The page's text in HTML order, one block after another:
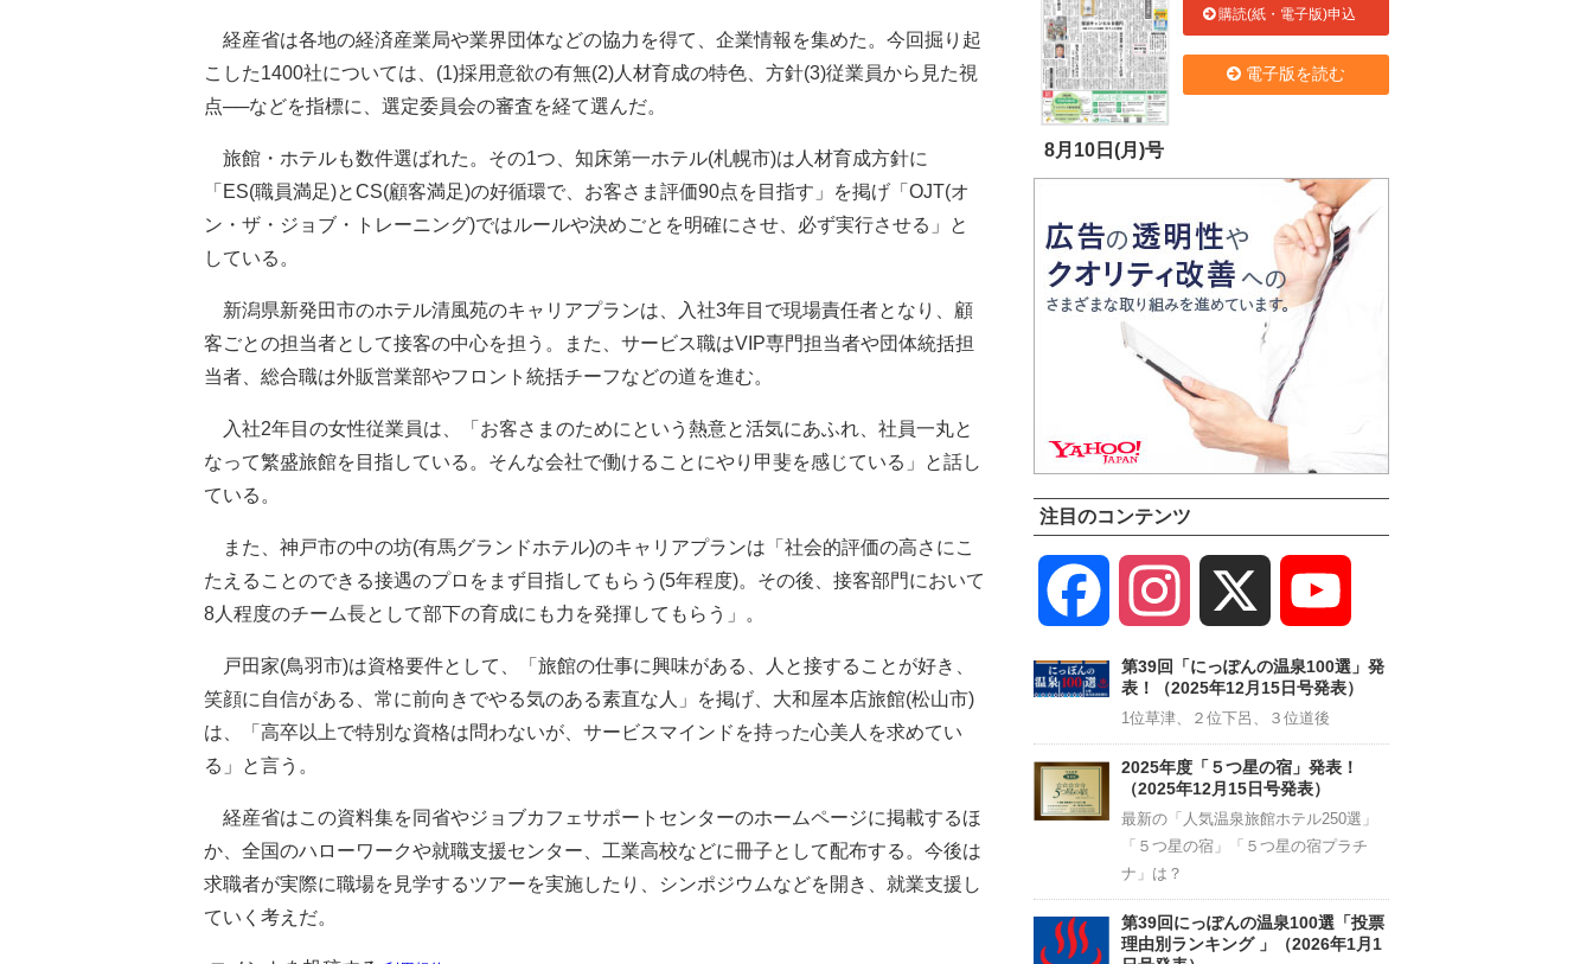
経産省は各地の経済産業局や業界団体などの協力を得て、企業情報を集めた。今回掘り起
こした1400社については、(1)採用意欲の有無(2)人材育成の特色、方針(3)従業員から見た視
点──などを指標に、選定委員会の審査を経て選んだ。
旅館・ホテルも数件選ばれた。その1つ、知床第一ホテル(札幌市)は人材育成方針に
「ES(職員満足)とCS(顧客満足)の好循環で、お客さま評価90点を目指す」を掲げ「OJT(オ
ン・ザ・ジョブ・トレーニング)ではルールや決めごとを明確にさせ、必ず実行させる」と
している。
新潟県新発田市のホテル清風苑のキャリアプランは、入社3年目で現場責任者となり、顧
客ごとの担当者として接客の中心を担う。また、サービス職はVIP専門担当者や団体統括担
当者、総合職は外販営業部やフロント統括チーフなどの道を進む。
入社2年目の女性従業員は、「お客さまのためにという熱意と活気にあふれ、社員一丸と
なって繁盛旅館を目指している。そんな会社で働けることにやり甲斐を感じている」と話し
ている。
また、神戸市の中の坊(有馬グランドホテル)のキャリアプランは「社会的評価の高さにこ
たえることのできる接遇のプロをまず目指してもらう(5年程度)。その後、接客部門において
8人程度のチーム長として部下の育成にも力を発揮してもらう」。
戸田家(鳥羽市)は資格要件として、「旅館の仕事に興味がある、人と接することが好き、
笑顔に自信がある、常に前向きでやる気のある素直な人」を掲げ、大和屋本店旅館(松山市)
は、「高卒以上で特別な資格は問わないが、サービスマインドを持った心美人を求めてい
る」と言う。
経産省はこの資料集を同省やジョブカフェサポートセンターのホームページに掲載するほ
か、全国のハローワークや就職支援センター、工業高校などに冊子として配布する。今後は
求職者が実際に職場を見学するツアーを実施したり、シンポジウムなどを開き、就業支援し
ていく考えだ。
8月10日(月)号
購読(紙・電子版)申込
電子版を読む
注目のコンテンツ
Facebook Instagram
Channel
第39回「にっぽんの温泉100選」発
表！（2025年12月15日号発表）
1位草津、２位下呂、３位道後
2025年度「５つ星の宿」発表！
（2025年12月15日号発表）
最新の「人気温泉旅館ホテル250選」
「５つ星の宿」「５つ星の宿プラチ
ナ」は？
第39回にっぽんの温泉100選「投票
理由別ランキング 」（2026年1月1